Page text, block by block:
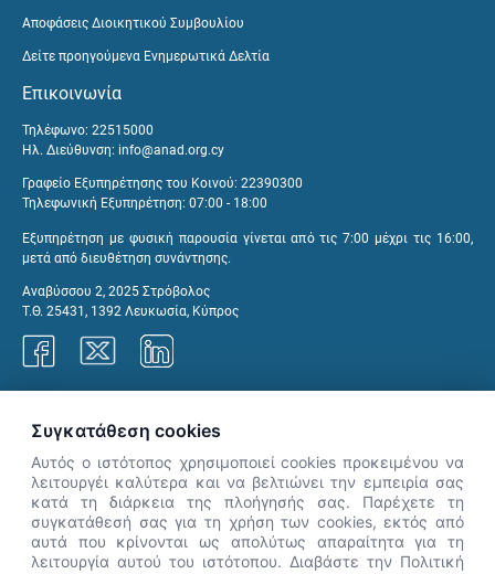
Αποφάσεις Διοικητικού Συμβουλίου
Δείτε προηγούμενα Ενημερωτικά Δελτία
Επικοινωνία
Τηλέφωνο: 22515000
Ηλ. Διεύθυνση: info@anad.org.cy
Γραφείο Εξυπηρέτησης του Κοινού: 22390300
Τηλεφωνική Εξυπηρέτηση: 07:00 - 18:00
Εξυπηρέτηση με φυσική παρουσία γίνεται από τις 7:00 μέχρι τις 16:00,
μετά από διευθέτηση συνάντησης.
Αναβύσσου 2, 2025 Στρόβολος
Τ.Θ. 25431, 1392 Λευκωσία, Κύπρος
👋 Καλώς ήρθες! Είμαι η Νόησις.
Πες μου πώς μπορώ να σε βοηθήσω
Συγκατάθεση cookies
Αυτός ο ιστότοπος χρησιμοποιεί cookies προκειμένου να
λειτουργέι καλύτερα και να βελτιώνει την εμπειρία σας
κατά τη διάρκεια της πλοήγησής σας. Παρέχετε τη
συγκατάθεσή σας για τη χρήση των cookies, εκτός από
αυτά που κρίνονται ως απολύτως απαραίτητα για τη
λειτουργία αυτού του ιστότοπου. Διαβάστε την Πολιτική